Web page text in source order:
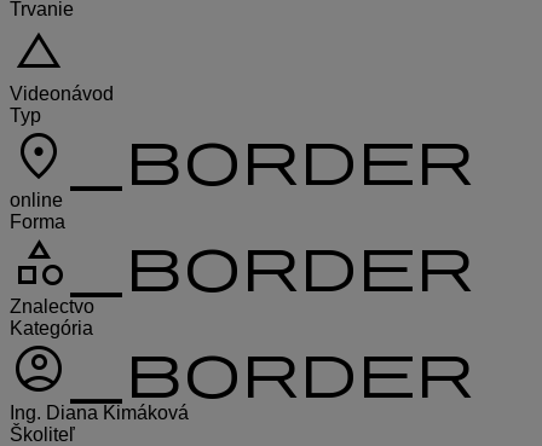
Trvanie
change_history
Videonávod
Typ
location_on_border
online
Forma
category_border
Znalectvo
Kategória
account_circle_border
Ing. Diana Kimáková
Školiteľ